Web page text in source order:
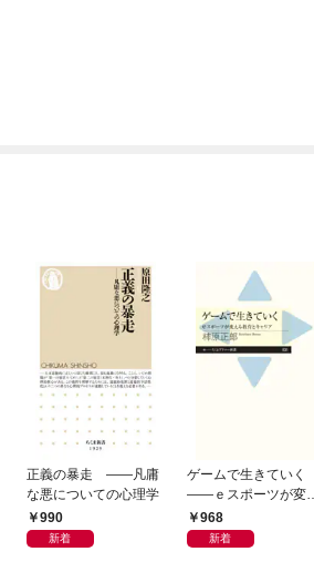
正義の暴走 ――凡庸
な悪についての心理学
990
新着
ゲームで生きていく
――ｅスポーツが変え
る教育とキャリア
968
新着